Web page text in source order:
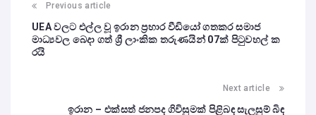
Previous article
UEA වලට එල්ල වූ ඉරාන ප්‍රහාර වීඩියෝ ගතකර සමාජ
මාධ්‍යවල බෙදා ගත් ශ්‍රී ලාංකික තරුණයින් 07ක් පිටුවහල් ක
රයි
Next article
ඉරාන – එක්සත් ජනපද ගිවිසුමක් පිළිබඳ සැලසුම් බිඳ